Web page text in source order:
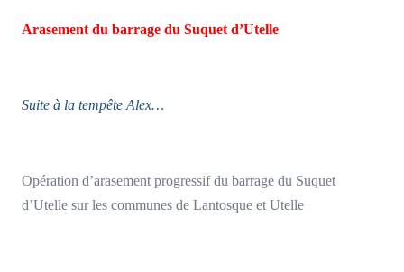
Arasement du barrage du Suquet d’Utelle
Suite à la tempête Alex…
Opération d’arasement progressif du barrage du Suquet
d’Utelle sur les communes de Lantosque et Utelle